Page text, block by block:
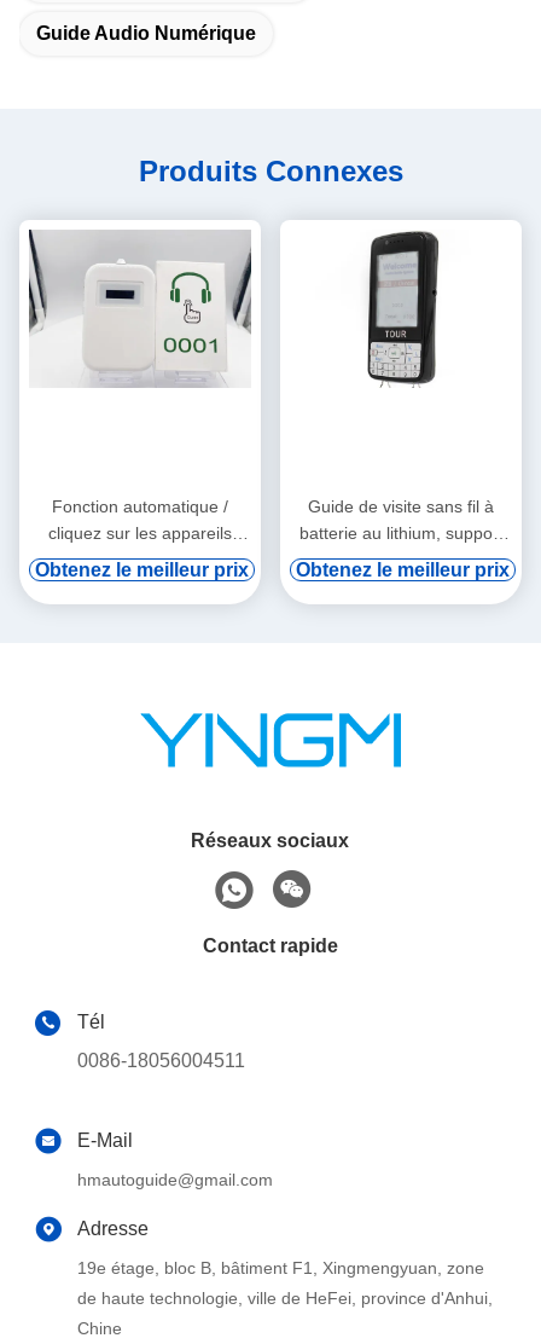
Guide Audio Numérique
Produits Connexes
Fonction automatique /
cliquez sur les appareils
audio tourne-tourne
Obtenez le meilleur prix
Guide de visite sans fil à
batterie au lithium, support
de vod numérique et
induction automatique
Obtenez le meilleur prix
Réseaux sociaux
Contact rapide
Tél
0086-18056004511
E-Mail
hmautoguide@gmail.com
Adresse
19e étage, bloc B, bâtiment F1, Xingmengyuan, zone
de haute technologie, ville de HeFei, province d'Anhui,
Chine